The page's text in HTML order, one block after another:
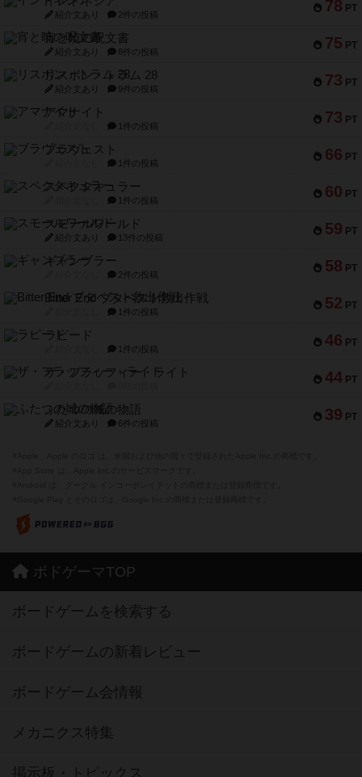
78 PT
紹介文あり 2件の投稿
75 PT
宵と暁の呪文書
紹介文あり 8件の投稿
73 PT
リスボン・トラム 28
紹介文あり 9件の投稿
73 PT
アマナイト
1件の投稿
66 PT
ブラヴェスト
1件の投稿
60 PT
スペクタキュラー
1件の投稿
59 PT
スモールワールド
紹介文あり 13件の投稿
58 PT
ギャンブラー
2件の投稿
52 PT
Bitter End ブタペスト救出作戦
1件の投稿
46 PT
ラピード
1件の投稿
44 PT
ザ・フラッフィー・ライト
39 PT
ふたつの城の物語
紹介文あり 6件の投稿
ボドゲーマTOP
ボードゲームを検索する
ボードゲームの新着レビュー
ボードゲーム会情報
メカニクス特集
掲示板・トピックス